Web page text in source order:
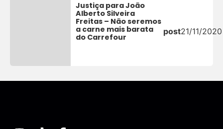
Justiça para João
Alberto Silveira
Freitas – Não seremos
a carne mais barata
do Carrefour
post21/11/2020